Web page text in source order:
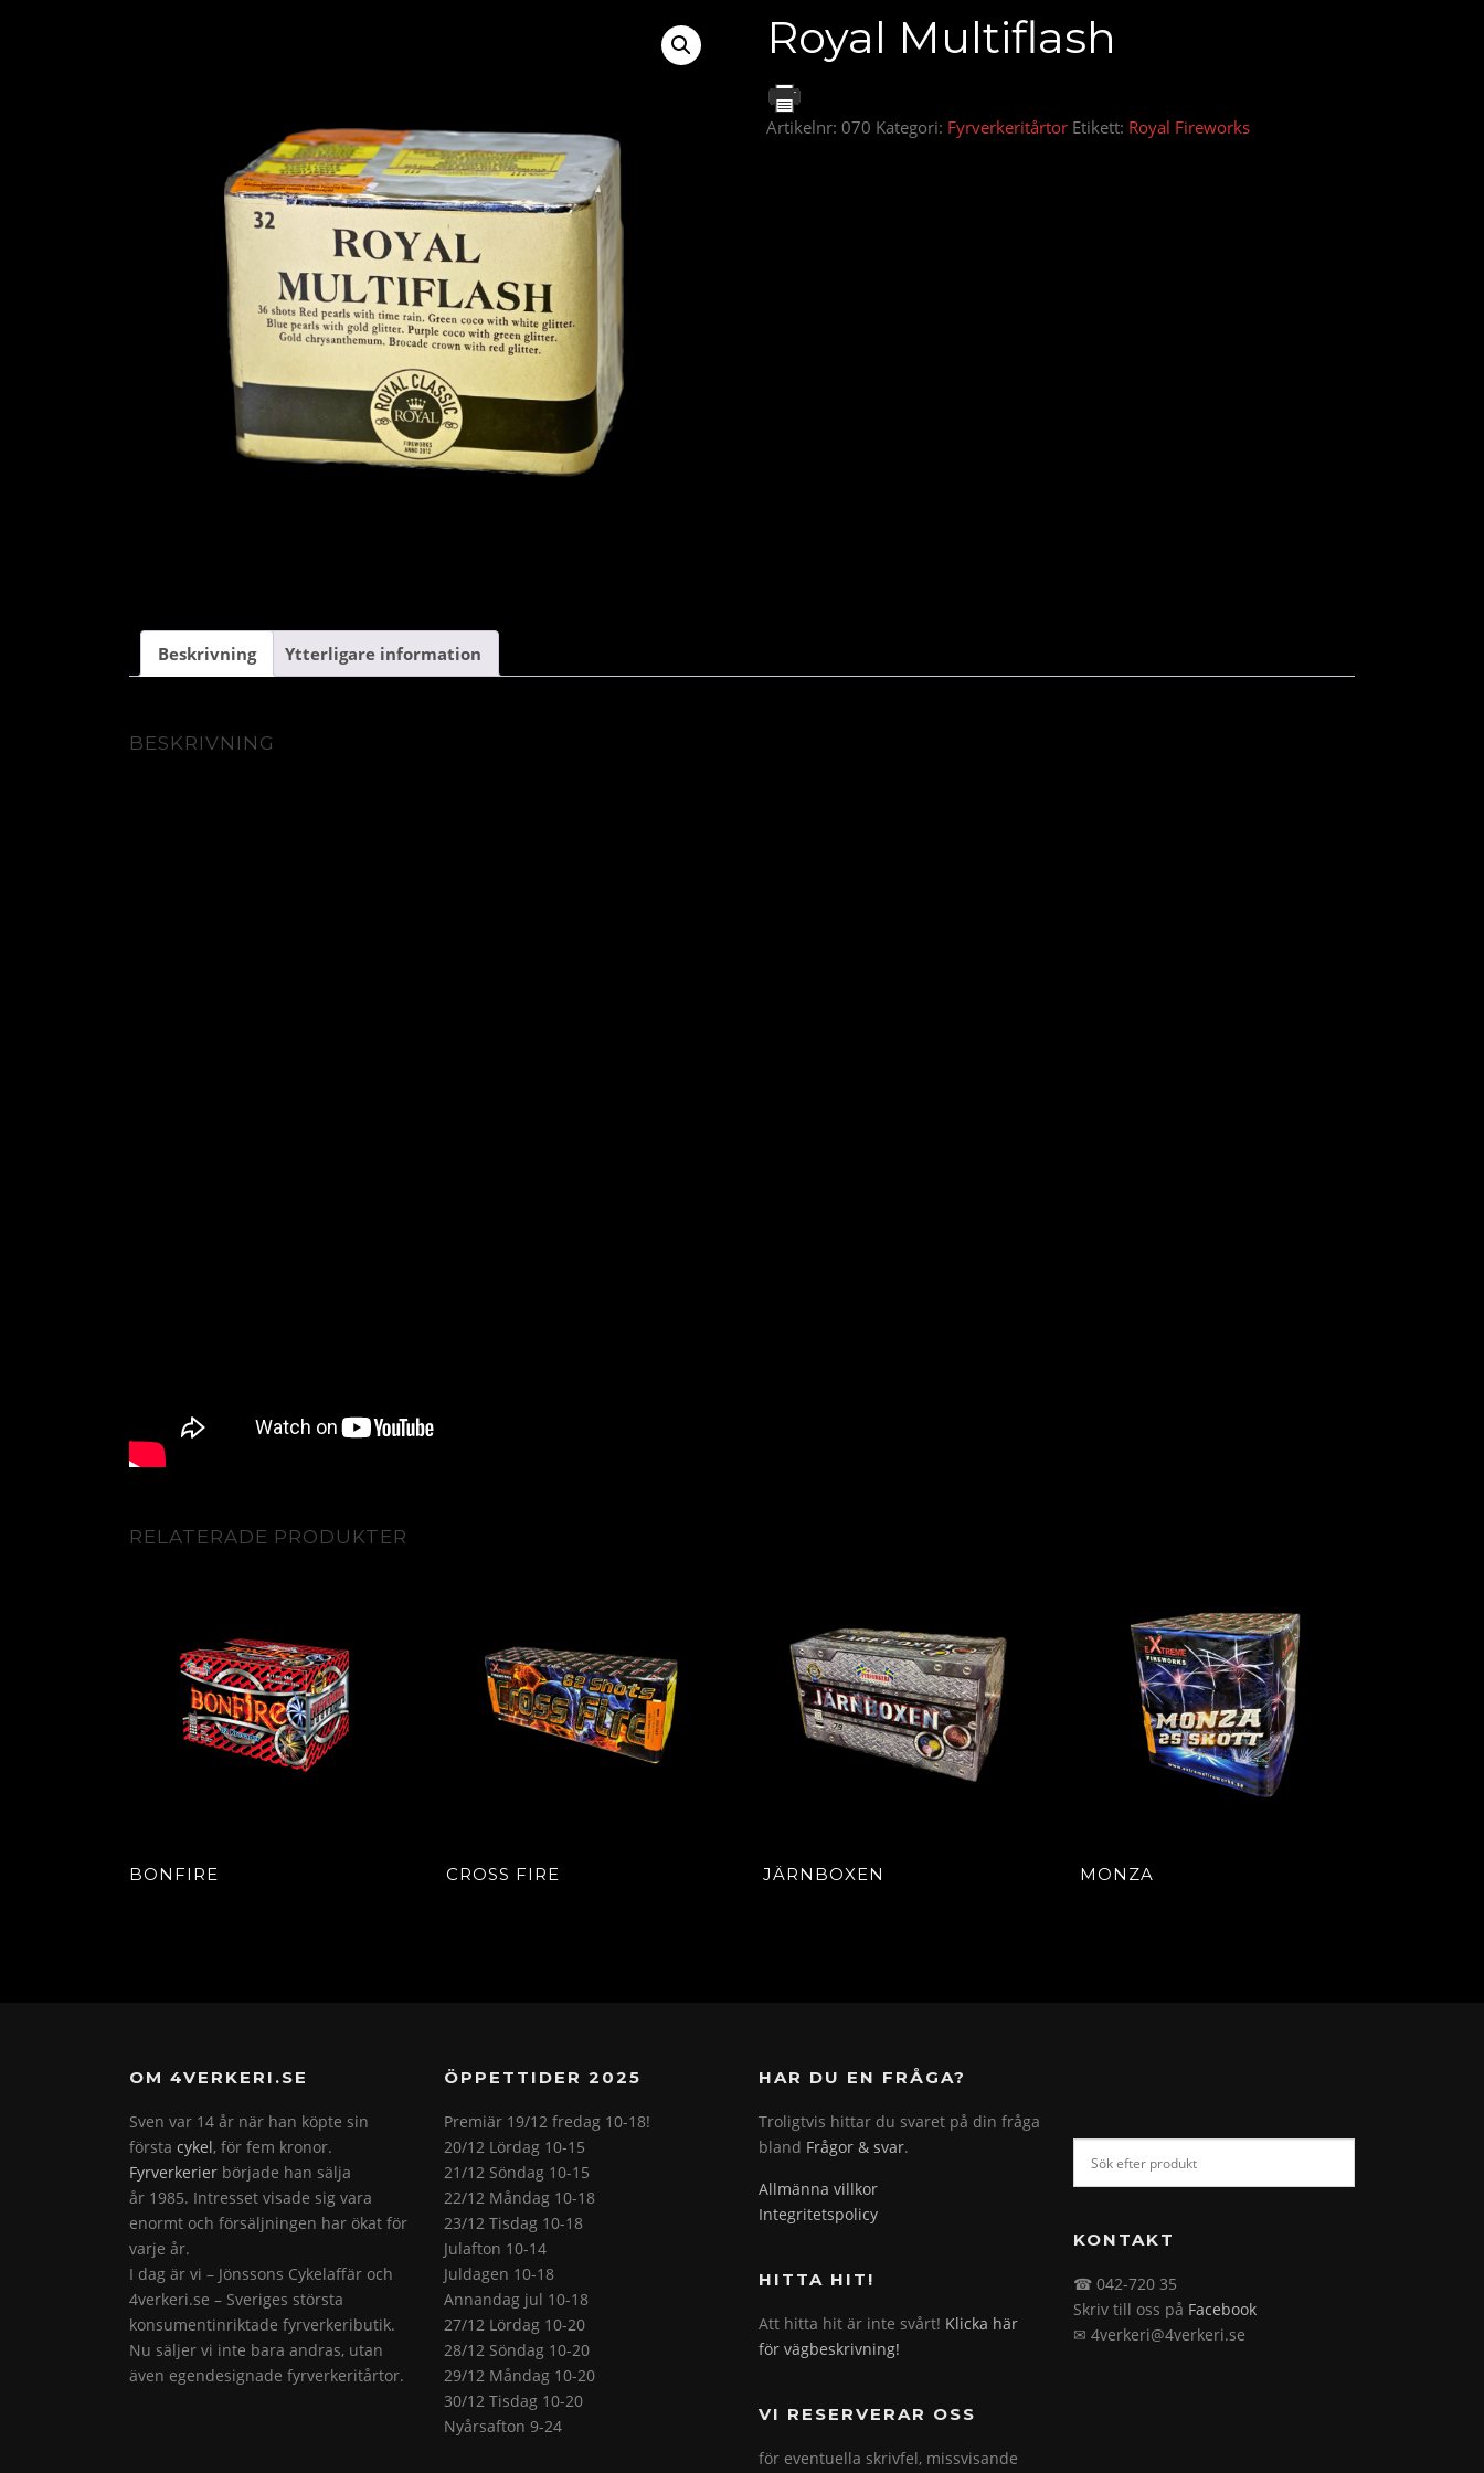
Royal Multiflash
Artikelnr:070 Kategori: Fyrverkeritårtor Etikett: Royal Fireworks
Beskrivning Ytterligare information
BESKRIVNING
RELATERADE PRODUKTER
BONFIRE CROSS FIRE JÄRNBOXEN MONZA
OM 4VERKERI.SE
Sven var 14 år när han köpte sin
första cykel, för fem kronor.
Fyrverkerier började han sälja
år 1985. Intresset visade sig vara
enormt och försäljningen har ökat för
varje år.
I dag är vi – Jönssons Cykelaffär och
4verkeri.se – Sveriges största
konsumentinriktade fyrverkeributik.
Nu säljer vi inte bara andras, utan
även egendesignade fyrverkeritårtor.
ÖPPETTIDER 2025
Premiär 19/12 fredag 10-18!
20/12 Lördag 10-15
21/12 Söndag 10-15
22/12 Måndag 10-18
23/12 Tisdag 10-18
Julafton 10-14
Juldagen 10-18
Annandag jul 10-18
27/12 Lördag 10-20
28/12 Söndag 10-20
29/12 Måndag 10-20
30/12 Tisdag 10-20
Nyårsafton 9-24
HAR DU EN FRÅGA?
Troligtvis hittar du svaret på din fråga
bland Frågor & svar.
Allmänna villkor
Integritetspolicy
HITTA HIT!
Att hitta hit är inte svårt! Klicka här
för vägbeskrivning!
VI RESERVERAR OSS
för eventuella skrivfel, missvisande
KONTAKT
☎ 042-720 35
Skriv till oss på Facebook
✉ 4verkeri@4verkeri.se